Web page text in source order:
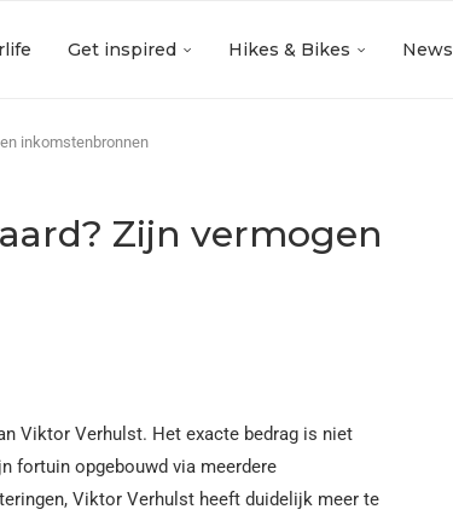
Get inspired Hikes & Bikes News
inkomstenbronnen
Zijn vermogen
Viktor Verhulst. Het exacte bedrag is niet
fortuin opgebouwd via meerdere
Viktor Verhulst heeft duidelijk meer te